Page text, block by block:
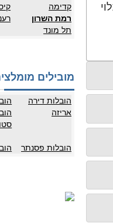
ברמת השרון נע בין 3200-4200 תלוי
קדימה
רמת השרון
תל מונד
מובילים
הובלות דירה
אריזה
הובלות פסנתר